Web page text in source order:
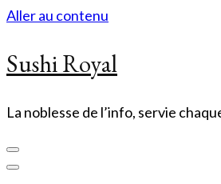
Aller au contenu
Sushi Royal
La noblesse de l’info, servie